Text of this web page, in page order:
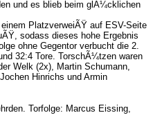
und es blieb beim glÃ¼cklichen
PlatzverweiÃŸ auf ESV-Seite
sodass dieses hohe Ergebnis
ohne Gegentor verbucht die 2.
32:4 Tore. TorschÃ¼tzen waren
Welk (2x), Martin Schumann,
Hinrichs und Armin
Torfolge: Marcus Eissing,